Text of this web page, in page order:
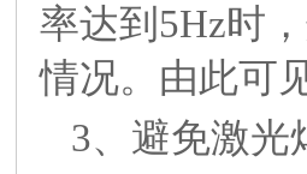
率达到5Hz时
情况。由此可
3、避免激光